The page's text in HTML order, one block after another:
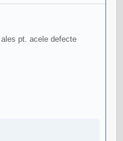
pt. acele defecte